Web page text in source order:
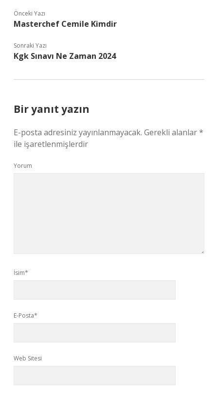
Önceki Yazı
Masterchef Cemile Kimdir
Sonraki Yazı
Kgk Sınavı Ne Zaman 2024
Bir yanıt yazın
E-posta adresiniz yayınlanmayacak. Gerekli alanlar*
ile işaretlenmişlerdir
Yorum
İsim*
E-Posta*
Web Sitesi